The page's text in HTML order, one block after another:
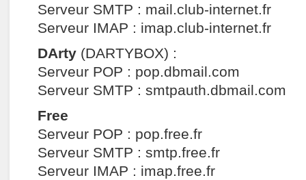
Serveur SMTP : mail.club-internet.fr
Serveur IMAP : imap.club-internet.fr
DArty (DARTYBOX) :
Serveur POP : pop.dbmail.com
Serveur SMTP : smtpauth.dbmail.com
Free
Serveur POP : pop.free.fr
Serveur SMTP : smtp.free.fr
Serveur IMAP : imap.free.fr